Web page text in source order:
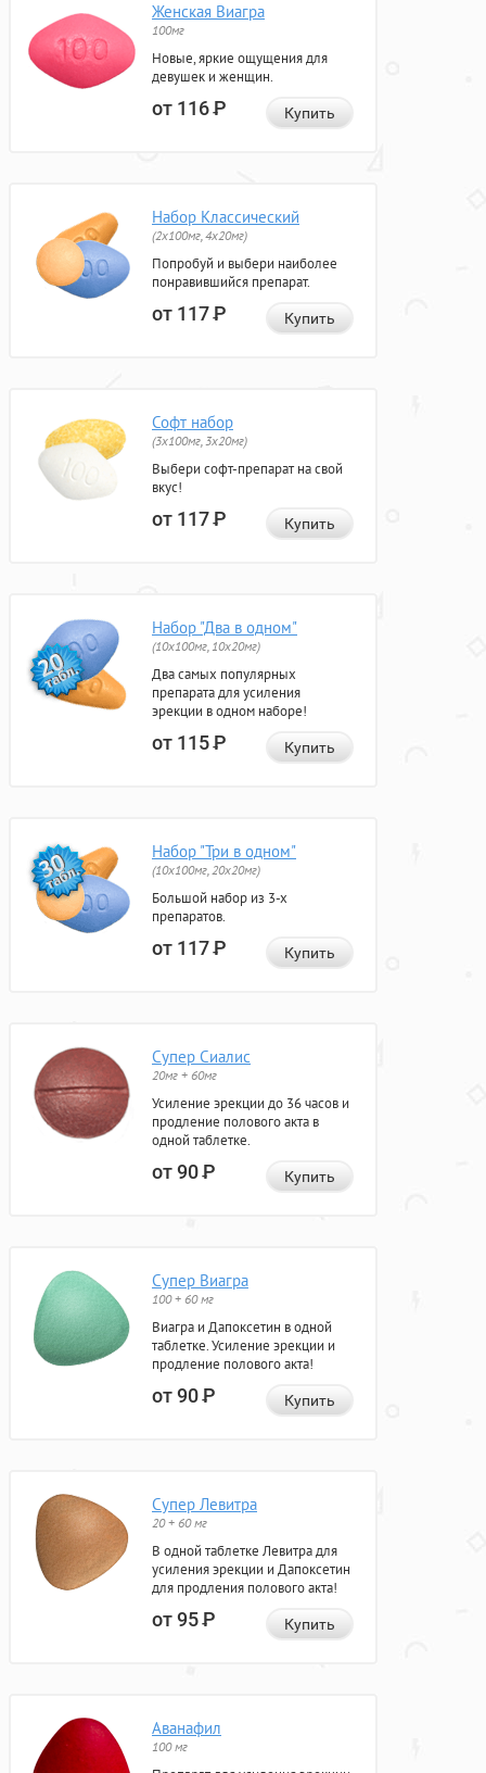
Женская Виагра
100мг
Новые, яркие ощущения для
девушек и женщин.
от 116Р Купить
Набор Классический
(2x100мг, 4x20мг)
Попробуй и выбери наиболее
понравившийся препарат.
от 117Р Купить
Софт набор
(3x100мг, 3x20мг)
Выбери софт-препарат на свой
вкус!
от 117Р Купить
Набор "Два в одном"
(10x100мг, 10x20мг)
Два самых популярных
препарата для усиления
эрекции в одном наборе!
от 115Р Купить
Набор "Три в одном"
(10x100мг, 20x20мг)
Большой набор из 3-х
препаратов.
от 117Р Купить
Супер Сиалис
20мг + 60мг
Усиление эрекции до 36 часов и
продление полового акта в
одной таблетке.
от 90Р Купить
Супер Виагра
100 + 60 мг
Виагра и Дапоксетин в одной
таблетке. Усиление эрекции и
продление полового акта!
от 90Р Купить
Супер Левитра
20 + 60 мг
В одной таблетке Левитра для
усиления эрекции и Дапоксетин
для продления полового акта!
от 95Р Купить
Аванафил
100 мг